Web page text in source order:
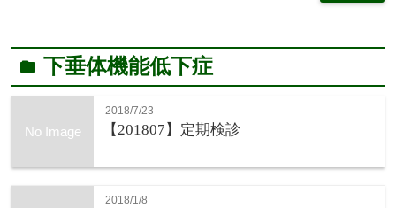
folder 下垂体機能低下症
No Image
2018/7/23
【201807】定期検診
2018/1/8